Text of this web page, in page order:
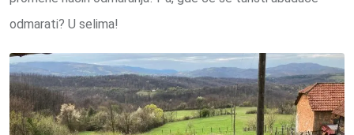
odmarati? U selima!